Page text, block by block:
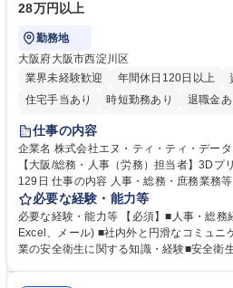
28万円以上
勤務地
大阪府大阪市西淀川区
業界未経験歓迎
年間休日120日以上
住宅手当あり
時短勤務あり 退職金あ
完全週休2日制
仕事の内容
企業名 株式会社エヌ・ティ・ティ・データ・
【大阪/総務・人事（労務）担当者】3Dプ
129日 仕事の内容 人事・総務・庶務業務等を幅広くお任せします。本社コ
ーポレート部門と連携しながら、決められ
場を支えるバックオフィス担当として状況
とを期待します。 【詳細】■入退社手続き、社員情報管理■入社時オリエ
ンテーションの実施■勤怠・各種申請内容
必要な経験・能力等
必要な経験・能力等 【必須】■人事・総務
Excel、メール) ■社内外と円滑なコミュニ
業の安全衛生に関する知識・経験■安全衛生委員会